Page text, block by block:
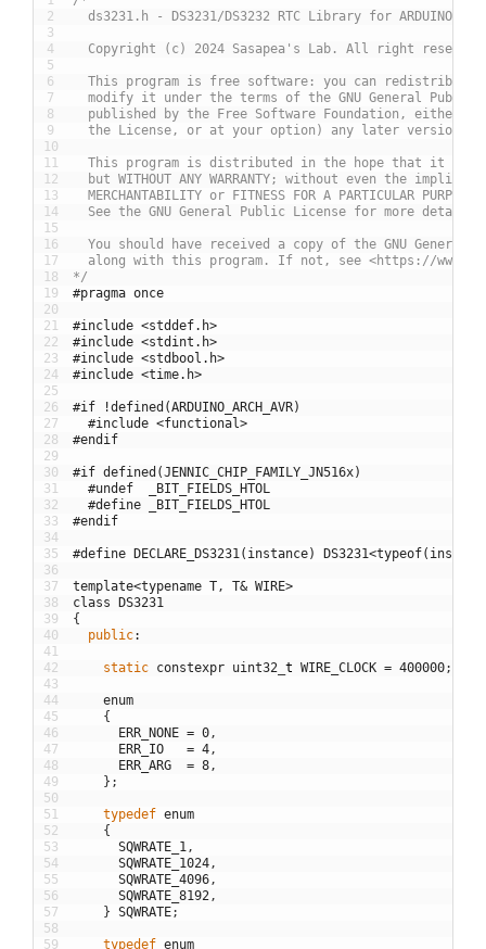
2
3
4
5
6
7
8
9
10
11
12
13
14
15
16
17
18
19
20
21
22
23
24
25
26
27
28
29
30
31
32
33
34
35
36
37
38
39
40
41
42
43
44
45
46
47
48
49
50
51
52
53
54
55
56
57
58
59
ds3231.h - DS3231/DS3232 RTC Library for ARDUINO
Copyright (c) 2024 Sasapea's Lab. All right
This program is free software: you can redistribute
modify it under the terms of the GNU General Public
published by the Free Software Foundation, either
the License, or at your option) any later version.
This program is distributed in the hope that it will
but WITHOUT ANY WARRANTY; without even the implied
MERCHANTABILITY or FITNESS FOR A PARTICULAR PURPOSE.
See the GNU General Public License for more details.
You should have received a copy of the GNU General
along with this program. If not, see <https://
*/
#pragma once
#include <stddef.h>
#include <stdint.h>
#include <stdbool.h>
#include <time.h>
#if !defined(ARDUINO_ARCH_AVR)
#include <functional>
#endif
#if defined(JENNIC_CHIP_FAMILY_JN516x)
#undef  _BIT_FIELDS_HTOL
#define _BIT_FIELDS_HTOL
#endif
#define DECLARE_DS3231(instance)
template<typename T , T& WIRE>
class DS3231
{
public:
static constexpr uint32 t WIRE_CLOCK = 400000;
enum
{
ERR_NONE = 0 ,
ERR_IO
= 4 ,
ERR_ARG
= 8 ,
} ;
typedef enum
{
SQWRATE_1 ,
SQWRATE_1024 ,
SQWRATE_4096 ,
SQWRATE_8192 ,
} SQWRATE;
typedef enum